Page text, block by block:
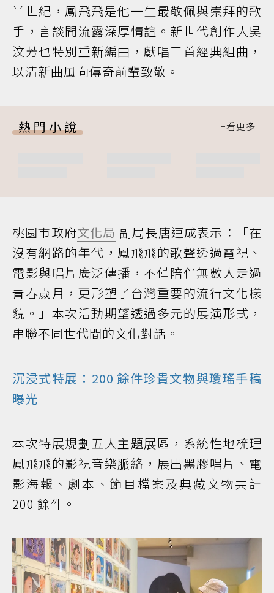
半世紀，鳳飛飛是他一生最敬佩與崇拜的歌
手，言談間流露深厚情誼。新世代創作人吳
汶芳也特別重新編曲，獻唱三首經典組曲，
以清新曲風向傳奇前輩致敬。
熱門小說
桃園市政府文化局 副局長唐連成表示：「在
沒有網路的年代，鳳飛飛的歌聲透過電視、
電影與唱片廣泛傳播，不僅陪伴無數人走過
青春歲月，更形塑了台灣重要的流行文化樣
貌。」本次活動期望透過多元的展演形式，
串聯不同世代間的文化對話。
沉浸式特展：200 餘件珍貴文物與瓊瑤手稿
曝光
本次特展規劃五大主題展區，系統性地梳理
鳳飛飛的影視音樂脈絡，展出黑膠唱片、電
影海報、劇本、節目檔案及典藏文物共計
200 餘件。